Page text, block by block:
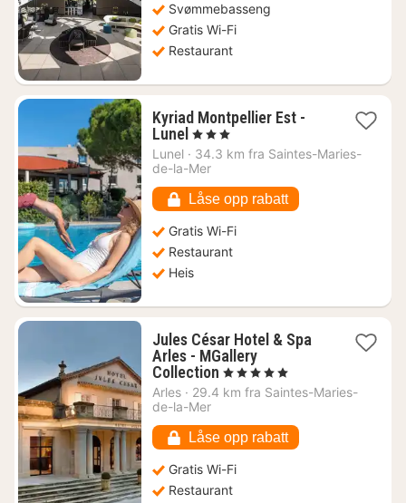
kr.
Svømmebasseng
Gratis Wi-Fi
Restaurant
Kyriad Montpellier Est -
Lunel 1
natt
fra
kr.
, 3 Stjerner
Lunel · 34.3 km fra Saintes-Maries-
de-la-Mer
Låse opp rabatt
Gratis Wi-Fi
Restaurant
Heis
Jules César Hotel & Spa
Arles - MGallery
Collection 1
natt
kr.
, 5 Stjerner
Arles · 29.4 km fra Saintes-Maries-
de-la-Mer
Låse opp rabatt
Gratis Wi-Fi
Restaurant